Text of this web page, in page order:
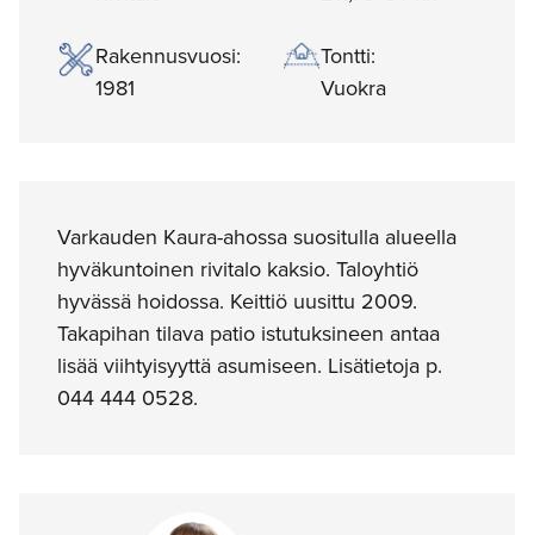
Rakennusvuosi:
1981
Tontti:
Vuokra
Varkauden Kaura-ahossa suositulla alueella
hyväkuntoinen rivitalo kaksio. Taloyhtiö
hyvässä hoidossa. Keittiö uusittu 2009.
Takapihan tilava patio istutuksineen antaa
lisää viihtyisyyttä asumiseen. Lisätietoja p.
044 444 0528.